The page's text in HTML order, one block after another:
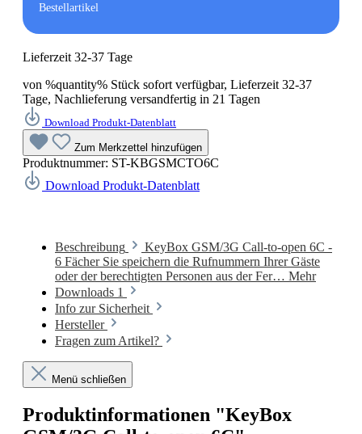
Bestellartikel
Lieferzeit 32-37 Tage
von %quantity% Stück sofort verfügbar, Lieferzeit 32-37
Tage, Nachlieferung versandfertig in 21 Tagen
Download Produkt-Datenblatt
Zum Merkzettel hinzufügen
Produktnummer: ST-KBGSMCTO6C
Download Produkt-Datenblatt
Beschreibung
KeyBox GSM/3G Call-to-open 6C -
6 Fächer Sie speichern die Rufnummern Ihrer Gäste
oder der berechtigten Personen aus der Fer… Mehr
Downloads 1
Info zur Sicherheit
Hersteller
Fragen zum Artikel?
Menü schließen
Produktinformationen "KeyBox